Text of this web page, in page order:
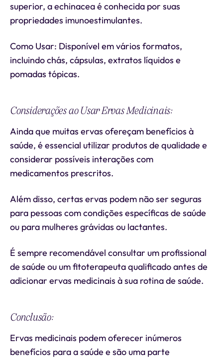
superior, a echinacea é conhecida por suas
propriedades imunoestimulantes.
Como Usar: Disponível em vários formatos,
incluindo chás, cápsulas, extratos líquidos e
pomadas tópicas.
Considerações ao Usar Ervas Medicinais:
Ainda que muitas ervas ofereçam benefícios à
saúde, é essencial utilizar produtos de qualidade e
considerar possíveis interações com
medicamentos prescritos.
Além disso, certas ervas podem não ser seguras
para pessoas com condições específicas de saúde
ou para mulheres grávidas ou lactantes.
É sempre recomendável consultar um profissional
de saúde ou um fitoterapeuta qualificado antes de
adicionar ervas medicinais à sua rotina de saúde.
Conclusão:
Ervas medicinais podem oferecer inúmeros
benefícios para a saúde e são uma parte